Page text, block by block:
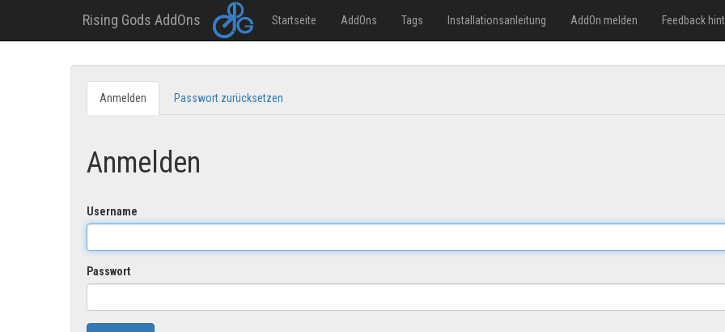
Rising Gods AddOns Startseite AddOns Tags Installationsanleitung AddOn melden Feedback
Primary
Anmelden (aktiverPasswort zurücksetzen
Anmelden
Username
Passwort